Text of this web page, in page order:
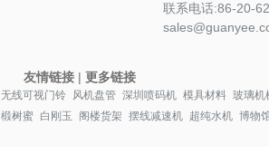
联系电话:86-20-
友情链接| 更多链接
无线可视门铃 风机盘管 深圳喷码机 模具材料 玻璃机
椴树蜜 白刚玉 阁楼货架 摆线减速机 超纯水机 博物